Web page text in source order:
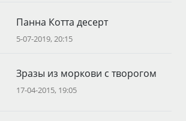
Панна Котта десерт
5-07-2019, 20:15
Зразы из моркови с творогом
17-04-2015, 19:05